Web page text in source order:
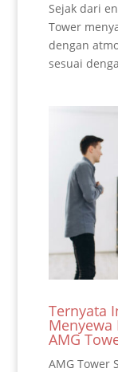
Sejak dari
Tower
dengan
sesuai
Ternyata
Menyewa
AMG
AMG Tower